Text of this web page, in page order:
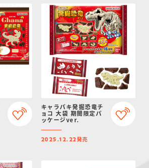
キャラパキ発掘恐竜チ
ョコ 大袋 期間限定パ
ッケージver.
2025.12.22発売